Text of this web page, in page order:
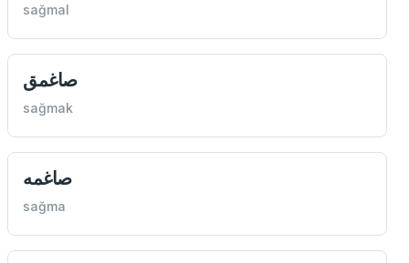
sağmal
صاغمق
sağmak
صاغمه
sağma